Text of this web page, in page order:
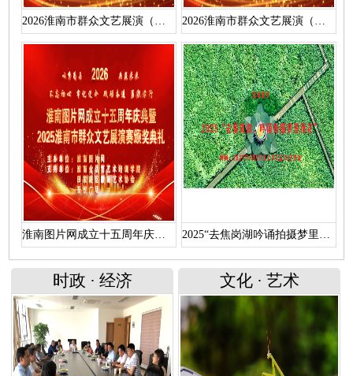
2026淮南市群众文艺展演（第二场）活动视频 2026淮南市群众文艺展演（第一场）活动视频
淮南图片网成立十五周年庆典暨 “2025淮南市群众文艺展演赛颁奖典礼”文艺演出（上） 2025“去焦岗湖吟诵拍摄梦里荷花”活动直播回放
时政 · 经济 文化 · 艺术